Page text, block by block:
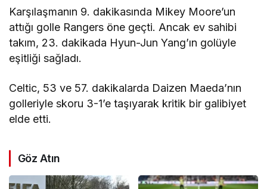
Karşılaşmanın 9. dakikasında Mikey Moore’un
attığı golle Rangers öne geçti. Ancak ev sahibi
takım, 23. dakikada Hyun-Jun Yang’ın golüyle
eşitliği sağladı.
Celtic, 53 ve 57. dakikalarda Daizen Maeda’nın
golleriyle skoru 3-1’e taşıyarak kritik bir galibiyet
elde etti.
Göz Atın